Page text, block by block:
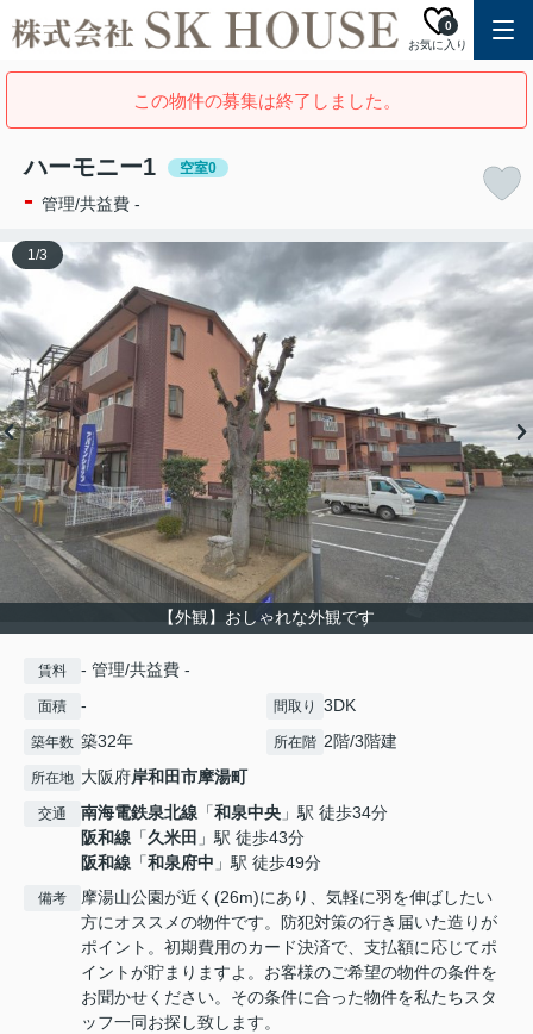
お気に入り
0
この物件の募集は終了しました。
ハーモニー1 空室0
- 管理/共益費 -
【外観】おしゃれな外観です
1/3
賃料 - 管理/共益費 -
面積 - 間取り 3DK
築年数 築32年 所在階 2階/3階建
所在地 大阪府岸和田市摩湯町
交通 南海電鉄泉北線 「和泉中央 」駅 徒歩34分
阪和線 「久米田 」駅 徒歩43分
阪和線 「和泉府中 」駅 徒歩49分
備考
摩湯山公園が近く(26m)にあり、気軽に羽を伸ばしたい
方にオススメの物件です。防犯対策の行き届いた造りが
ポイント。初期費用のカード決済で、支払額に応じてポ
イントが貯まりますよ。お客様のご希望の物件の条件を
お聞かせください。その条件に合った物件を私たちスタ
ッフ一同お探し致します。